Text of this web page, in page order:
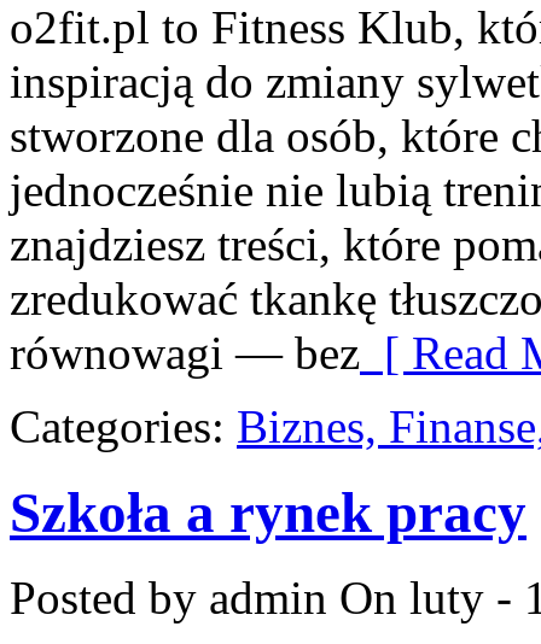
o2fit.pl to Fitness Klub,
inspiracją do zmiany
stworzone dla osób, które
jednocześnie nie lubią
znajdziesz treści, które
zredukować tkankę
równowagi — bez [ Read
Categories: Biznes,
Szkoła a rynek pracy
Posted by admin On luty -